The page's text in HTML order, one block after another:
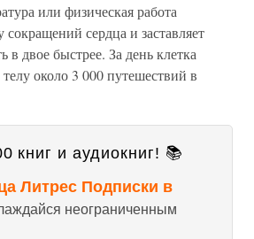
или физическая работа
сокращений сердца и заставляет
в двое быстрее. За день клетка
около 3 000 путешествий в
книг и аудиокниг! 📚
Литрес Подписки в
неограниченным